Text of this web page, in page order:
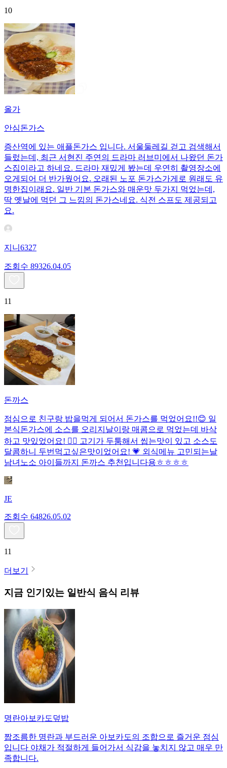
10
올가
안심돈가스
증산역에 있는 애플돈가스 입니다. 서울둘레길 걷고 검색해서
들렀는데, 최근 서현진 주연의 드라마 러브미에서 나왔던 돈가
스집이라고 하네요. 드라마 재밌게 봤는데 우연히 촬영장소에
오게되어 더 반가웠어요. 오래된 노포 돈가스가게로 원래도 유
명한집이래요. 일반 기본 돈가스와 매운맛 두가지 먹었는데,
딱 옛날에 먹던 그 느낌의 돈가스네요. 식전 스프도 제공되고
요.
지니6327
조회수 89326.04.05
11
돈까스
점심으로 친구랑 밥을먹게 되어서 돈가스를 먹었어요!!😊 일
본식돈가스에 소스를 오리지날이랑 매콤으로 먹었는데 바삭
하고 맛있었어요! 👍🏻 고기가 두툼해서 씹는맛이 있고 소스도
달콤하니 두번먹고싶은맛이었어요! 💗 외식메뉴 고민되는날
남녀노소 아이들까지 돈까스 추천입니다용ㅎㅎㅎㅎ
JE
조회수 64826.05.02
11
더보기
지금 인기있는 일반식 음식 리뷰
명란아보카도덮밥
짭조름한 명란과 부드러운 아보카도의 조합으로 즐거운 점심
입니다 야채가 적절하게 들어가서 식감을 놓치지 않고 매우 만
족합니다.